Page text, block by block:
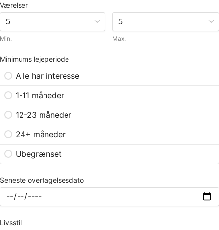
Værelser
Min.
-
Max.
Minimums lejeperiode
Alle har interesse
1-11 måneder
12-23 måneder
24+ måneder
Ubegrænset
Seneste overtagelsesdato
Livsstil